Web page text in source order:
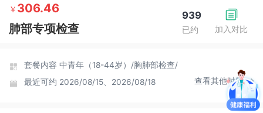
加入对比
939
已约
￥ 306.46
肺部专项检查
套餐内容 中青年（18-44岁）/胸肺部检查/
最近可约 2026/08/15、2026/08/18 查看其他时间